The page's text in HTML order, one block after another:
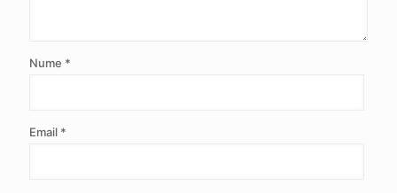
Nume *
Email *